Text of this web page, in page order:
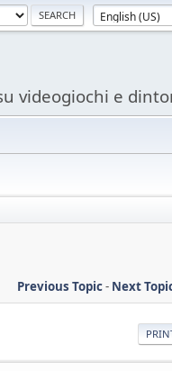
videogiochi e
Previous Topic- Next